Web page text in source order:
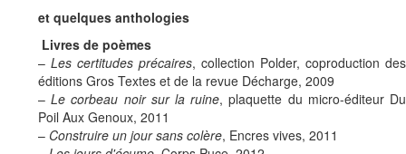
et quelques anthologies
Livres de poèmes
– Les certitudes précaires, collection Polder, coproduction des
éditions Gros Textes et de la revue Décharge, 2009
–Le corbeau noir sur la ruine, plaquette du micro-éditeur Du
Poil Aux Genoux, 2011
– Construire un jour sans colère, Encres vives, 2011